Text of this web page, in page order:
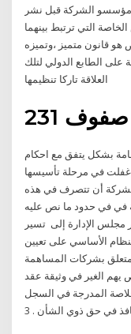
مؤسسو الشركة قبل نشر
التي ترتبط بينهما
هو قانون متميز ،وتميزه
على الطابع الدولي لتلك
العلاقة تاركا تنظيمها
231 صفوف
بشكل يتفق مع احكام
في مرحلة تأسيسها
أن تتصرف في هذه
في في حدود ما نص عليه
الإدارة إلى تسير
الأساسي على تعيين
أكثر تطبق أحكام القانون رقم 17.95 المتعلق بشركات المساهمة
عن ذكر نص يهم الغير في وثيقة عقد
المدرجة في السجل